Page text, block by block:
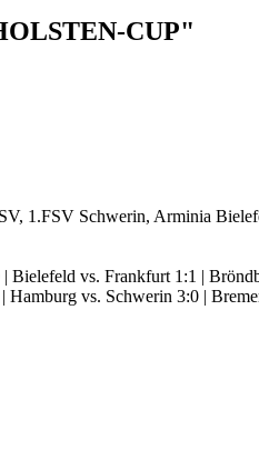
CUP"
1.FSV Schwerin, Arminia
Bielefeld vs. Frankfurt 1:1 |
Hamburg vs. Schwerin 3:0 |